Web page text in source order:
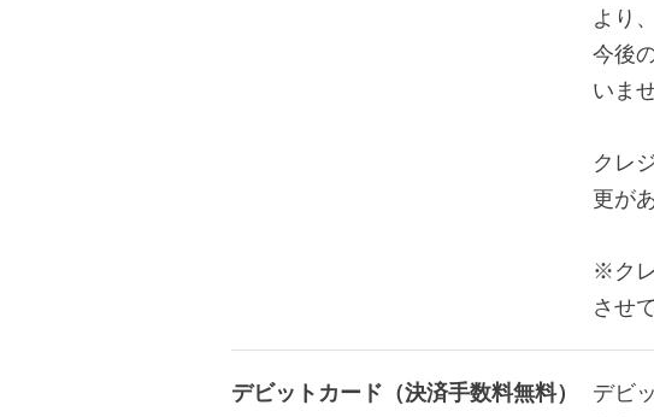
より、
今後
いませ
クレ
更が
※ク
させ
デビットカード（決済手数料無料）
デビ